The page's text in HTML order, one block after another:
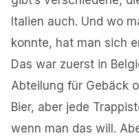
Italien auch. Und wo
konnte, hat man sich
Das war zuerst in
Abteilung für Gebäck
Bier, aber jede
wenn man das will.